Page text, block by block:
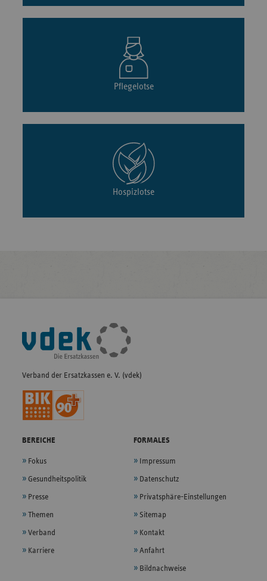
Pflegelotse
Hospizlotse
Fußleisten-
Navigation
Verband der Ersatzkassen e. V. (vdek)
BEREICHE
Fokus
Gesundheitspolitik
Presse
Themen
Verband
Karriere
FORMALES
Impressum
Datenschutz
Privatsphäre-Einstellungen
Sitemap
Kontakt
Anfahrt
Bildnachweise